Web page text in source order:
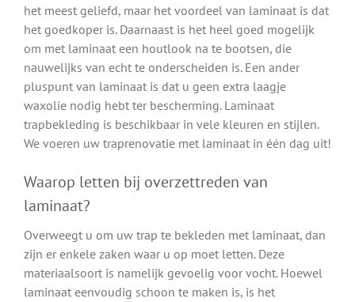
het meest geliefd, maar het voordeel van laminaat is dat
het goedkoper is. Daarnaast is het heel goed mogelijk
om met laminaat een houtlook na te bootsen, die
nauwelijks van echt te onderscheiden is. Een ander
pluspunt van laminaat is dat u geen extra laagje
waxolie nodig hebt ter bescherming. Laminaat
trapbekleding is beschikbaar in vele kleuren en stijlen.
We voeren uw traprenovatie met laminaat in één dag uit!
Waarop letten bij overzettreden van
laminaat?
Overweegt u om uw trap te bekleden met laminaat, dan
zijn er enkele zaken waar u op moet letten. Deze
materiaalsoort is namelijk gevoelig voor vocht. Hoewel
laminaat eenvoudig schoon te maken is, is het